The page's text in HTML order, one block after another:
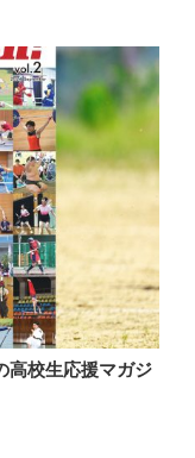
高校生応援マガジ